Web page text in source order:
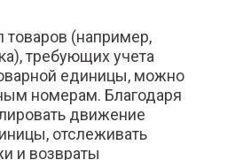
товаров (например,
требующих учета
единицы, можно
номерам. Благодаря
движение
отслеживать
и возвраты